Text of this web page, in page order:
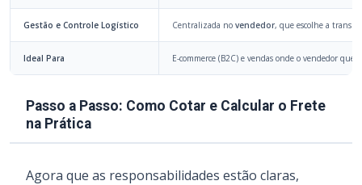
Gestão e Controle Logístico Centralizada no vendedor, que escolhe a
Ideal Para E-commerce (B2C) e vendas onde o vendedor
Passo a Passo: Como Cotar e Calcular o Frete
na Prática
Agora que as responsabilidades estão claras,